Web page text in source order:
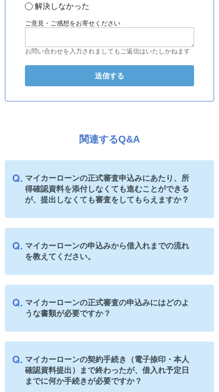
解決しなかった
ご意見・ご感想をお寄せください
お問い合わせを入力されましてもご返信はいたしかねます
関連するQ&A
マイカーローンの正式審査申込みにあたり、所
得確認資料を添付しなくても進むことができる
が、提出しなくても審査をしてもらえますか？
マイカーローンの申込みから借入れまでの流れ
を教えてください。
マイカーローンの正式審査の申込みにはどのよ
うな書類が必要ですか？
マイカーローンの契約手続き（電子捺印・本人
確認資料提出）まで終わったが、借入れ予定日
までに何か手続きが必要ですか？